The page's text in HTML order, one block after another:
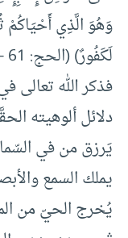
وَهُوَ الَّذِي أَحْيَاكُمْ
لَكَفُورٌ) (الحج: 61 – 66).
فذكر الله تعالى
دلائل ألوهيته
يَرزق من في
يملك السمع
يُخرج الحيّ من